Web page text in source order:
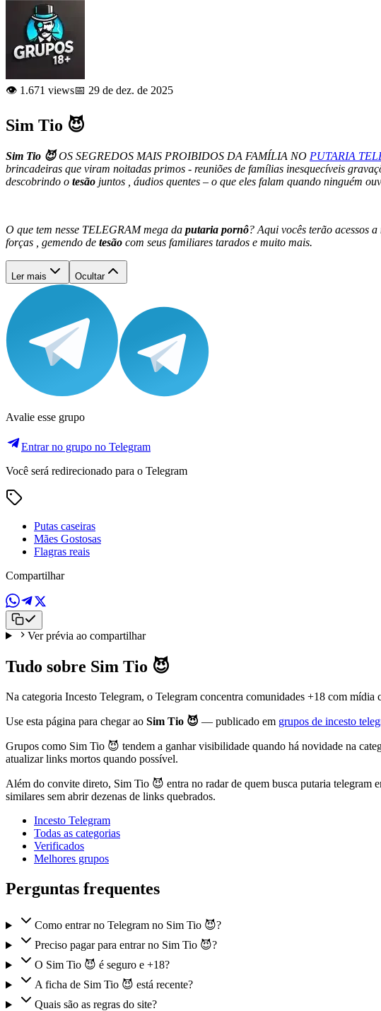
👁️ 1.671 views📅 29 de dez. de 2025
Sim Tio 😈
Sim Tio 😈OS SEGREDOS MAIS PROIBIDOS DA FAMÍLIA NO PUTARIA
brincadeiras que viram noitadas primos - reuniões de famílias inesquecíveis
descobrindo o tesão juntos , áudios quentes – o que eles falam quando ninguém
O que tem nesse TELEGRAM mega da putaria pornô? Aqui vocês terão acessos
forças , gemendo de tesão com seus familiares tarados e muito mais.
Ler mais Ocultar
Avalie esse grupo
Entrar no grupo no Telegram
Você será redirecionado para o Telegram
Putas caseiras
Mães Gostosas
Flagras reais
Compartilhar
Ver prévia ao compartilhar
Tudo sobre Sim Tio 😈
Na categoria Incesto Telegram, o Telegram concentra comunidades +18 com
Use esta página para chegar ao Sim Tio 😈 — publicado em grupos de incesto
Grupos como Sim Tio 😈 tendem a ganhar visibilidade quando há novidade na
atualizar links mortos quando possível.
Além do convite direto, Sim Tio 😈 entra no radar de quem busca putaria
similares sem abrir dezenas de links quebrados.
Incesto Telegram
Todas as categorias
Verificados
Melhores grupos
Perguntas frequentes
Como entrar no Telegram no Sim Tio 😈?
Preciso pagar para entrar no Sim Tio 😈?
O Sim Tio 😈 é seguro e +18?
A ficha de Sim Tio 😈 está recente?
Quais são as regras do site?